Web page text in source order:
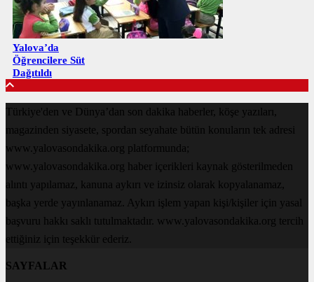
Yalova’da
Öğrencilere Süt
Dağıtıldı
Türkiye'den ve Dünya’dan son dakika haberler, köşe yazıları,
magazinden siyasete, spordan seyahate bütün konuların tek adresi
www.yalovasondakika.org platformunda;
www.yalovasondakika.org haber içerikleri kaynak gösterilmeden
alıntı yapılamaz, kanuna aykırı ve izinsiz olarak kopyalanamaz,
başka yerde yayınlanamaz. Aykırı işlem yapan kişi/kişiler için yasal
başvuru hakkı saklı tutulmaktadır. www.yalovasondakika.org tercih
ettiğiniz için teşekkür ederiz.
SAYFALAR